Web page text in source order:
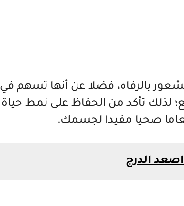
بالرفاه، فضلا عن أنها تسهم في
لذلك تأكد من الحفاظ على نمط حياة
صحيا مفيدا لجسمك.